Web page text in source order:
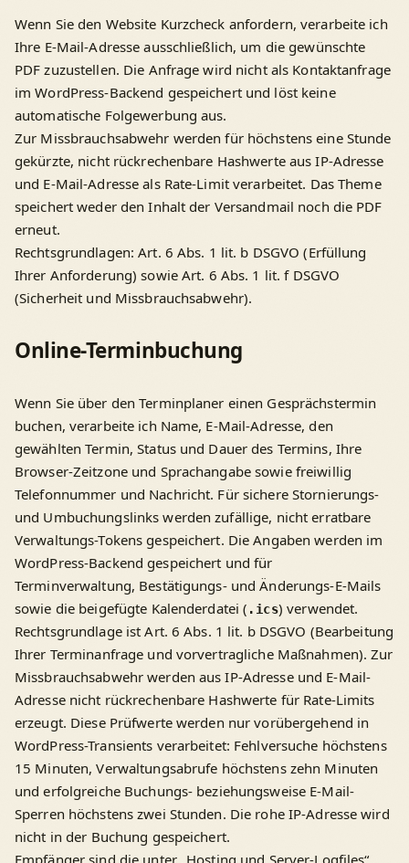
Wenn Sie den Website Kurzcheck anfordern, verarbeite ich
Ihre E-Mail-Adresse ausschließlich, um die gewünschte
PDF zuzustellen. Die Anfrage wird nicht als Kontaktanfrage
im WordPress-Backend gespeichert und löst keine
automatische Folgewerbung aus.
Zur Missbrauchsabwehr werden für höchstens eine Stunde
gekürzte, nicht rückrechenbare Hashwerte aus IP-Adresse
und E-Mail-Adresse als Rate-Limit verarbeitet. Das Theme
speichert weder den Inhalt der Versandmail noch die PDF
erneut.
Rechtsgrundlagen: Art. 6 Abs. 1 lit. b DSGVO (Erfüllung
Ihrer Anforderung) sowie Art. 6 Abs. 1 lit. f DSGVO
(Sicherheit und Missbrauchsabwehr).
Online-Terminbuchung
Wenn Sie über den Terminplaner einen Gesprächstermin
buchen, verarbeite ich Name, E-Mail-Adresse, den
gewählten Termin, Status und Dauer des Termins, Ihre
Browser-Zeitzone und Sprachangabe sowie freiwillig
Telefonnummer und Nachricht. Für sichere Stornierungs-
und Umbuchungslinks werden zufällige, nicht erratbare
Verwaltungs-Tokens gespeichert. Die Angaben werden im
WordPress-Backend gespeichert und für
Terminverwaltung, Bestätigungs- und Änderungs-E-Mails
sowie die beigefügte Kalenderdatei ( .ics) verwendet.
Rechtsgrundlage ist Art. 6 Abs. 1 lit. b DSGVO (Bearbeitung
Ihrer Terminanfrage und vorvertragliche Maßnahmen). Zur
Missbrauchsabwehr werden aus IP-Adresse und E-Mail-
Adresse nicht rückrechenbare Hashwerte für Rate-Limits
erzeugt. Diese Prüfwerte werden nur vorübergehend in
WordPress-Transients verarbeitet: Fehlversuche höchstens
15 Minuten, Verwaltungsabrufe höchstens zehn Minuten
und erfolgreiche Buchungs- beziehungsweise E-Mail-
Sperren höchstens zwei Stunden. Die rohe IP-Adresse wird
nicht in der Buchung gespeichert.
Empfänger sind die unter „Hosting und Server-Logfiles“